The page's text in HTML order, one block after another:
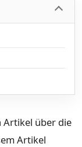
Artikel über die
Artikel